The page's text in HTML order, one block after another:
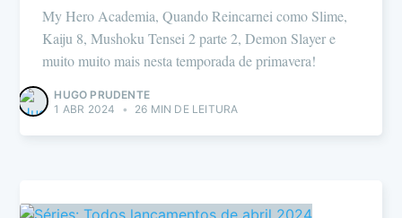
My Hero Academia, Quando Reincarnei como Slime,
Kaiju 8, Mushoku Tensei 2 parte 2, Demon Slayer e
muito muito mais nesta temporada de primavera!
HUGO PRUDENTE
1 ABR 2024
• 26 MIN DE LEITURA